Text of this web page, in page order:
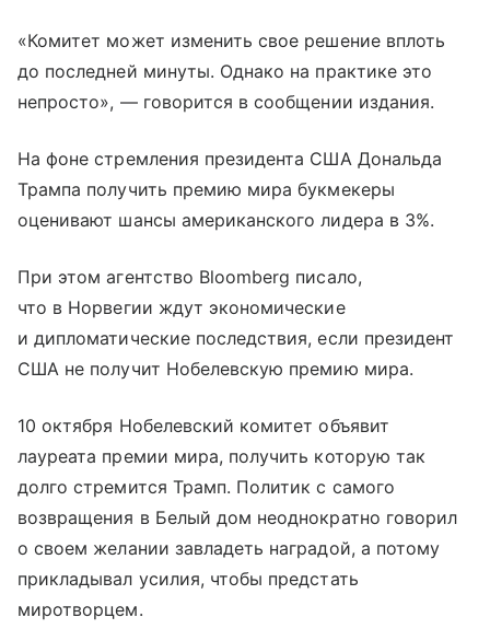
«Комитет может изменить свое решение вплоть
до последней минуты. Однако на практике это
непросто», — говорится в сообщении издания.
На фоне стремления президента США Дональда
Трампа получить премию мира букмекеры
оценивают шансы американского лидера в 3%.
При этом агентство Bloomberg писало,
что в Норвегии ждут экономические
и дипломатические последствия, если президент
США не получит Нобелевскую премию мира.
10 октября Нобелевский комитет объявит
лауреата премии мира, получить которую так
долго стремится Трамп. Политик с самого
возвращения в Белый дом неоднократно говорил
о своем желании завладеть наградой, а потому
прикладывал усилия, чтобы предстать
миротворцем.